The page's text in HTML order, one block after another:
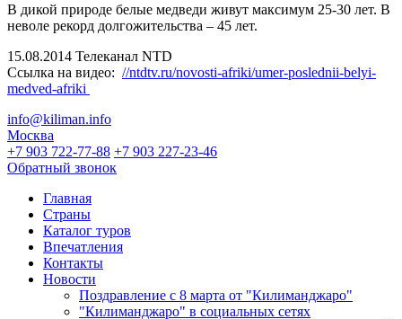
В дикой природе белые медведи живут максимум 25-30 лет. В
неволе рекорд долгожительства – 45 лет.
15.08.2014 Телеканал NTD
Ссылка на видео: //ntdtv.ru/novosti-afriki/umer-poslednii-belyi-
medved-afriki
info@kiliman.info
Москва
+7 903 722-77-88 +7 903 227-23-46
Обратный звонок
Главная
Страны
Каталог туров
Впечатления
Контакты
Новости
Поздравление с 8 марта от "Килиманджаро"
"Килиманджаро" в социальных сетях